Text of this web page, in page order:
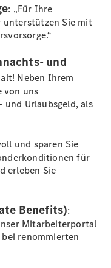
: „Für Ihre
Sie mit
und
Neben Ihrem
von uns
und Urlaubsgeld, als
und sparen Sie
für
erleben Sie
Benefits):
Mitarbeiterportal
renommierten